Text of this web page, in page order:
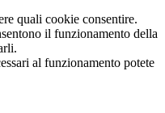
quali cookie consentire.
il funzionamento della
al funzionamento potete